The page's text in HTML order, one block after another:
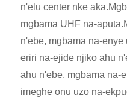
n'elu center nke
mgbama UHF na-
n'ebe, mgbama na-
eriri na-ejide njikọ ahụ
ahụ n'ebe, mgbama na-
imeghe ọnụ ụzọ na-